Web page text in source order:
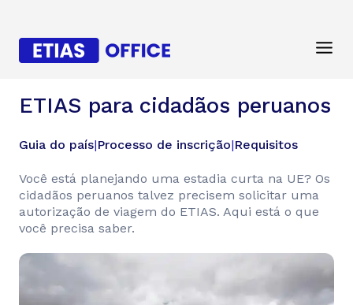
ETIAS para cidadãos peruanos
Guia do país|Processo de inscrição|Requisitos
Você está planejando uma estadia curta na UE? Os
cidadãos peruanos talvez precisem solicitar uma
autorização de viagem do ETIAS. Aqui está o que
você precisa saber.